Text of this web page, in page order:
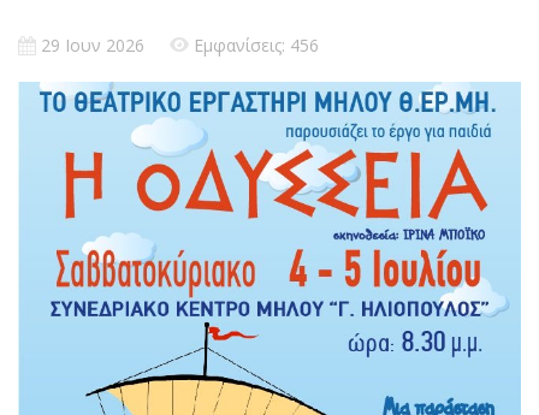
29 Ιουν 2026 Εμφανίσεις: 456